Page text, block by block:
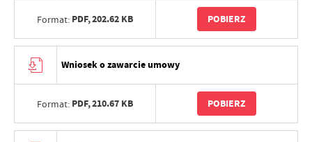
Format: PDF,202.62 KB POBIERZ
Wniosek o zawarcie umowy
Format: PDF,210.67 KB POBIERZ